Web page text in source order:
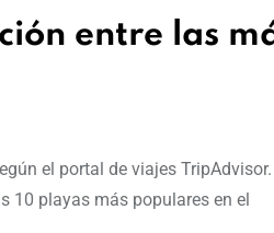
entre las
el portal de viajes TripAdvisor.
10 playas más populares en el